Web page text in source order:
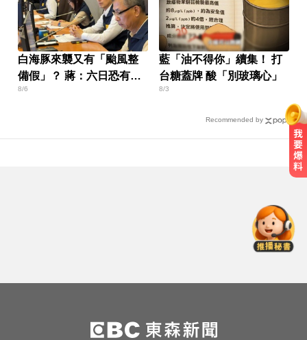
白海豚來襲又有「颱風整
備假」？ 蔣：六日恐有豪
雨
8/6
藍「油不得你」續集！ 打
台糖蓋牌 酸「別玻璃心」
8/3
Recommended by
檔成鐵證
中職／中信兄弟折損2重砲！張志
豪、許基宏動刀本季報銷